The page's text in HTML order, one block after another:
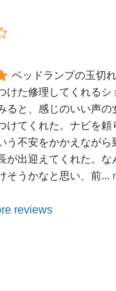
ベッドランプの玉切れ
けた修理してくれるシ
ると、感じのいい声の
けてくれた。ナビを頼
う不安をかかえながら
が出迎えてくれた。な
そうかなと思い、前...
reviews